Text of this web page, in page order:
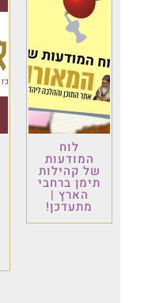
לוח
המודעות
של קהילות
תימן ברחבי
הארץ |
מתעדכן!